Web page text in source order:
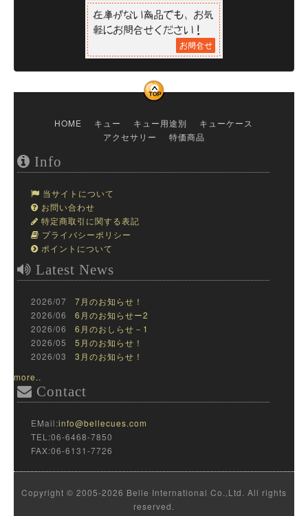
HOME キュー キュー用途別
キューケース
アクセサリー
特価商品
Info
当サイトについて
お問い合わせ
特定商取引に関する表記
プライバシーポリシー
ポイントについて
Latest News
2026/07 7月のお知らせ！
2026/06 6月のお知らせー2
2026/06 6月のおしらせ－1
2026/05 5月のお知らせ！
2026/03 3月のお知らせ！
more..
Contact
EMail:info@bellecues.com
TEL:06-6468-7850
FAX:06-6131-7726
Copyright © 2005-2026 Belle International Co.,Ltd. All rights
reserved.